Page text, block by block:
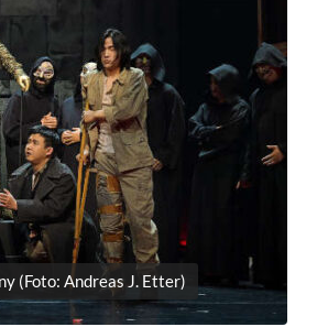
(Foto: Andreas J. Etter)